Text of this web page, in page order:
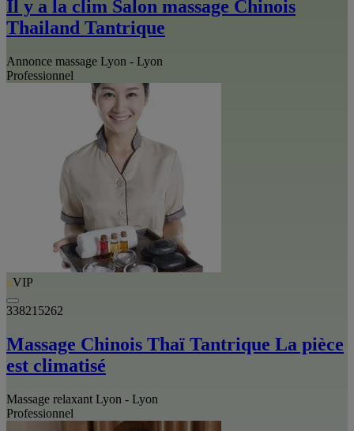
Il y a la clim Salon massage Chinois
Thailand Tantrique
Annonce massage Lyon - Lyon
Professionnel
VIP
338215262
Massage Chinois Thaï Tantrique La pièce
est climatisé
Massage relaxant Lyon - Lyon
Professionnel